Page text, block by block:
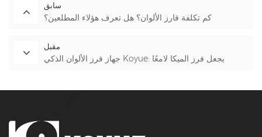
سابق
كم تكلفة فارز الألوان؟ هل تعرف هؤلاء المطلعين؟
مقبل
جهاز فرز الألوان الذكي Koyue: يجعل فرز الميكا لامعًا